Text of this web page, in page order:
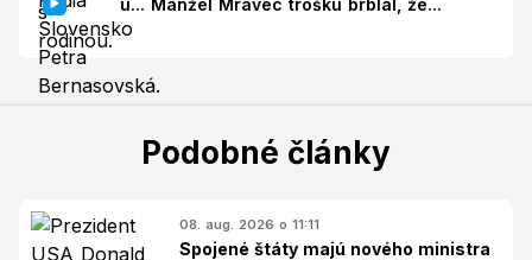
u... Manžel Mravec trošku brblal, že...
Podobné články
08. aug. 2026 o 11:11
Spojené štáty majú nového ministra